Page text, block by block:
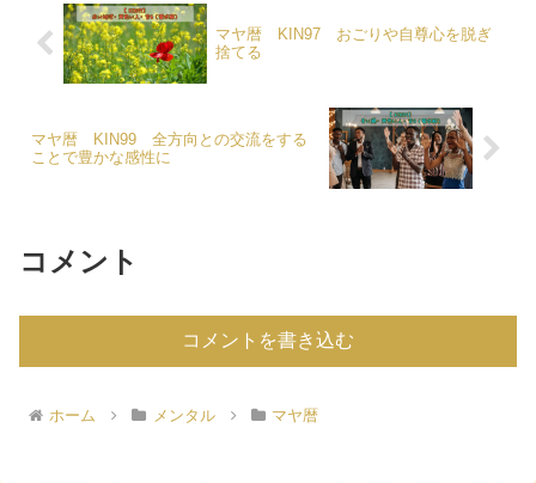
マヤ暦 KIN97 おごりや自尊心を脱ぎ
捨てる
マヤ暦 KIN99 全方向との交流をする
ことで豊かな感性に
コメント
コメントを書き込む
ホーム メンタル マヤ暦